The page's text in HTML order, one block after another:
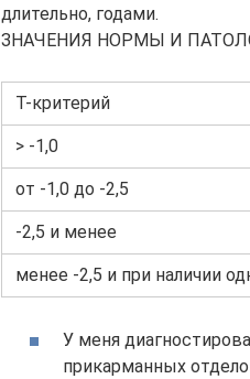
длительно, годами.
ЗНАЧЕНИЯ НОРМЫ И
Т-критерий
> -1,0
от -1,0 до -2,5
-2,5 и менее
менее -2,5 и при наличии
У меня
прикарманных